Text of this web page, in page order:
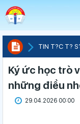
TIN T?C T?
Ký ức học trò
những điều
29.04.2026 00:00